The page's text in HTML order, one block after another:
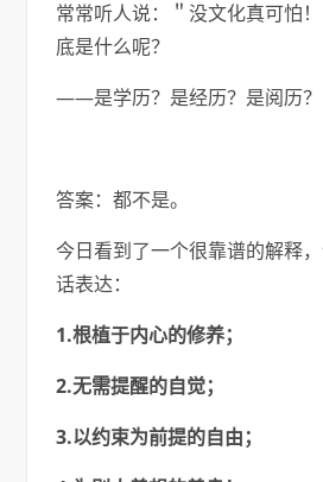
常常听人说：＂没文化真可怕
底是什么呢？
——是学历？是经历？是阅历？
答案：都不是。
今日看到了一个很靠谱的解释
话表达：
1.根植于内心的修养；
2.无需提醒的自觉；
3.以约束为前提的自由；